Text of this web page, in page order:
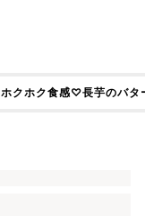
ホクホク食感♡長芋のバタ